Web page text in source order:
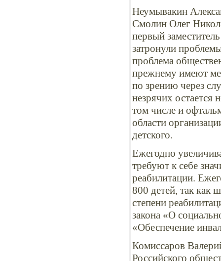
Неумывакин
Смолин Олег
первый
затронули
проблема
прежнему имеют
по зрению через
незрячих
том числе и
области
детского.
Ежегодно
требуют к себе
реабилитации.
800 детей, так как
степени
закона «О
«Обеспечение
Комиссаров
Российского